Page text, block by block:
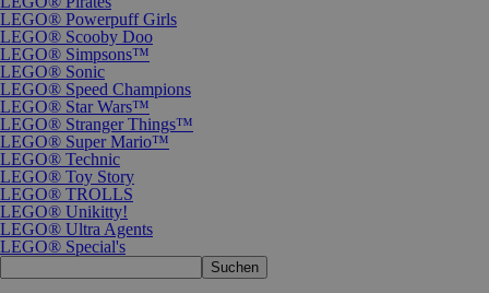
LEGO® Powerpuff Girls
LEGO® Scooby Doo
LEGO® Simpsons™
LEGO® Sonic
LEGO® Speed Champions
LEGO® Star Wars™
LEGO® Stranger Things™
LEGO® Super Mario™
LEGO® Technic
LEGO® Toy Story
LEGO® TROLLS
LEGO® Unikitty!
LEGO® Ultra Agents
LEGO® Special's
Suchen